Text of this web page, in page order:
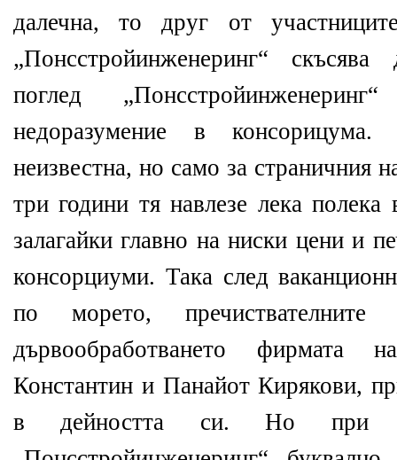
далечна, то друг от
„Понсстройинженеринг“
поглед
недоразумение в
неизвестна, но само за страничния
три години тя навлезе лека полека
залагайки главно на ниски цени и
консорциуми. Така след
по морето,
дървообработването
Константин и Панайот Кирякови,
в дейността си. Но при